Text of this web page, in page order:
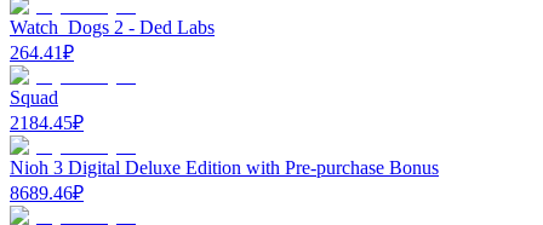
Watch_Dogs 2 - Ded Labs
264.41₽
Squad
2184.45₽
Nioh 3 Digital Deluxe Edition with Pre-purchase Bonus
8689.46₽